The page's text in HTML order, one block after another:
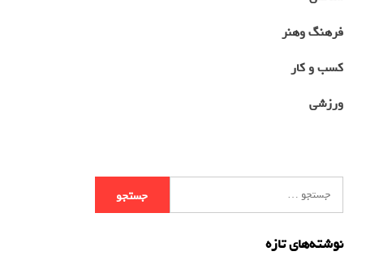
فرهنگ وهنر
کسب و کار
ورزشی
نوشته‌های تازه